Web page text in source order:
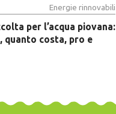
Energie rinnovabili
per l’acqua piovana:
quanto costa, pro e